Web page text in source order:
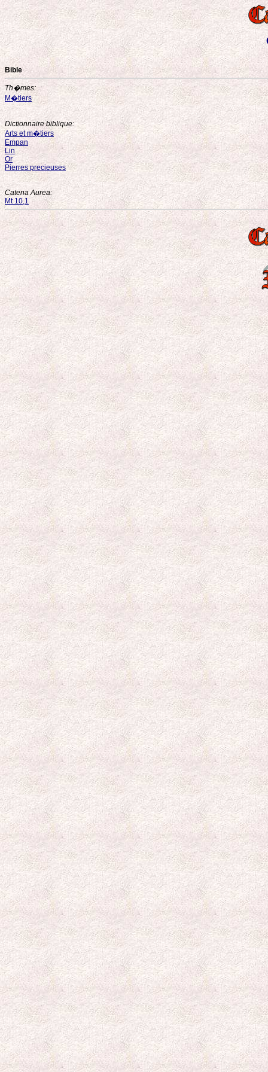
Bible
Th�mes:
M�tiers
Dictionnaire biblique:
Arts et m�tiers
Empan
Lin
Or
Pierres precieuses
Catena Aurea:
Mt 10,1